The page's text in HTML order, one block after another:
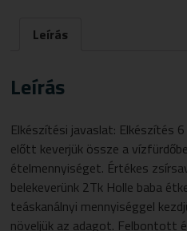
MENNYISÉG
Leírás
Leírás
Elkészítési javaslat: Elkészítés
előtt keverjük össze a
ételmennyiséget. Értékes
belekeverünk 2Tk Holle baba
teáskanálnyi mennyiséggel
növeljük az adagot. Felbontott